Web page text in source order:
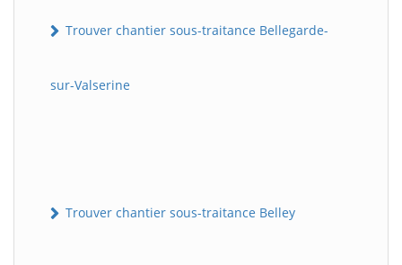
Trouver chantier sous-traitance Bellegarde-
sur-Valserine
Trouver chantier sous-traitance Belley